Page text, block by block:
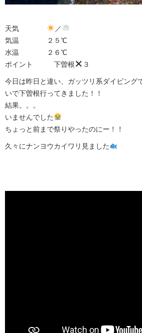
天気
／
気温 ２５℃
水温 ２６℃
ポイント 下曽根
３
今日は昨日と違い、ガッツリ系ダイビング
いで下曽根行ってきました！！
結果。。。
いませんでした
ちょっと前まで祭りやったのにー！！
久々にナンヨウカイワリ見ました